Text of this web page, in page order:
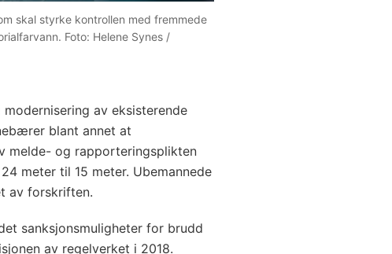
skal styrke kontrollen med fremmede
Foto: Helene Synes /
av eksisterende
blant annet at
melde- og rapporteringsplikten
meter til 15 meter. Ubemannede
av forskriften.
sanksjonsmuligheter for brudd
av regelverket i 2018.